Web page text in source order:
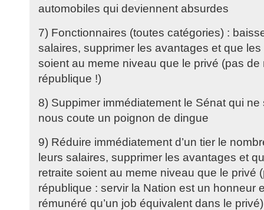
automobiles qui deviennent absurdes
7) Fonctionnaires (toutes catégories) :
salaires, supprimer les avantages et que
soient au meme niveau que le privé (pas de
république !)
8) Suppimer immédiatement le Sénat qui ne
nous coute un poignon de dingue
9) Réduire immédiatement d’un tier le
leurs salaires, supprimer les avantages et
retraite soient au meme niveau que le privé
république : servir la Nation est un honneur
rémunéré qu’un job équivalent dans le privé)